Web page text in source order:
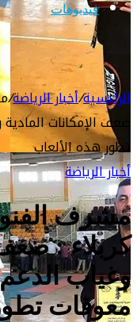
فيديوهات
الرئيسية/أخبار الرياضة/
ضعف الإمكانات
تطور هذه الألعاب
أخبار الرياضة
مشرف
كربلاء : ضعف
وغياب
معوقات